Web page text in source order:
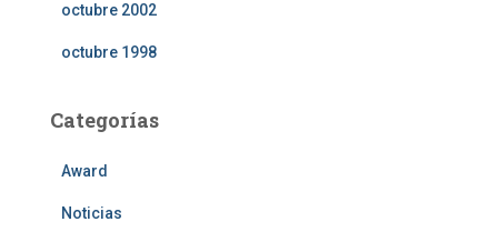
octubre 2002
octubre 1998
Categorías
Award
Noticias